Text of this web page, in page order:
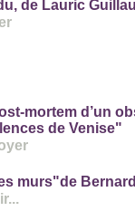
de Lauric
mortem d’un
de Venise"
murs"de